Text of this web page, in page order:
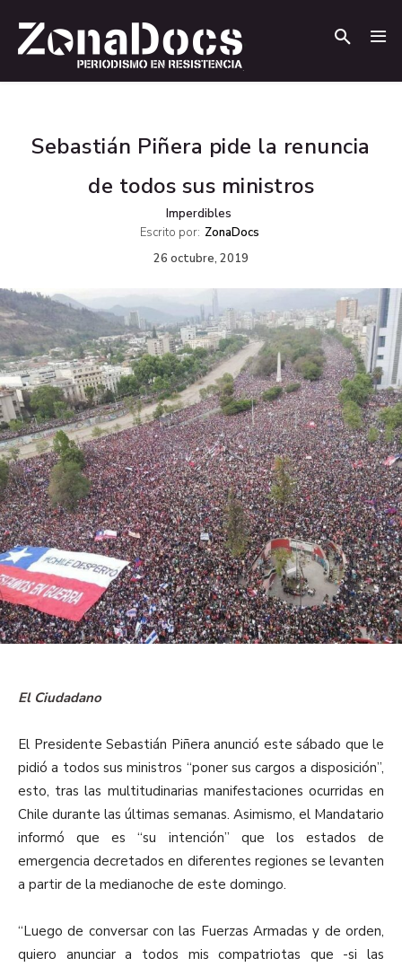
Sebastián Piñera pide la renuncia
de todos sus ministros
Imperdibles
Escrito por: ZonaDocs
26 octubre, 2019
El Ciudadano
El Presidente Sebastián Piñera anunció este sábado que le
pidió a todos sus ministros “poner sus cargos a disposición”,
esto, tras las multitudinarias manifestaciones ocurridas en
Chile durante las últimas semanas. Asimismo, el Mandatario
informó que es “su intención” que los estados de
emergencia decretados en diferentes regiones se levanten
a partir de la medianoche de este domingo.
“Luego de conversar con las Fuerzas Armadas y de orden,
quiero anunciar a todos mis compatriotas que -si las